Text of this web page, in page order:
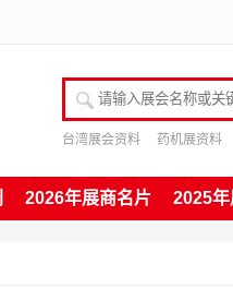
请输入展会名称或关
台湾展会资料 药机展资料
2026年展商名片 2025